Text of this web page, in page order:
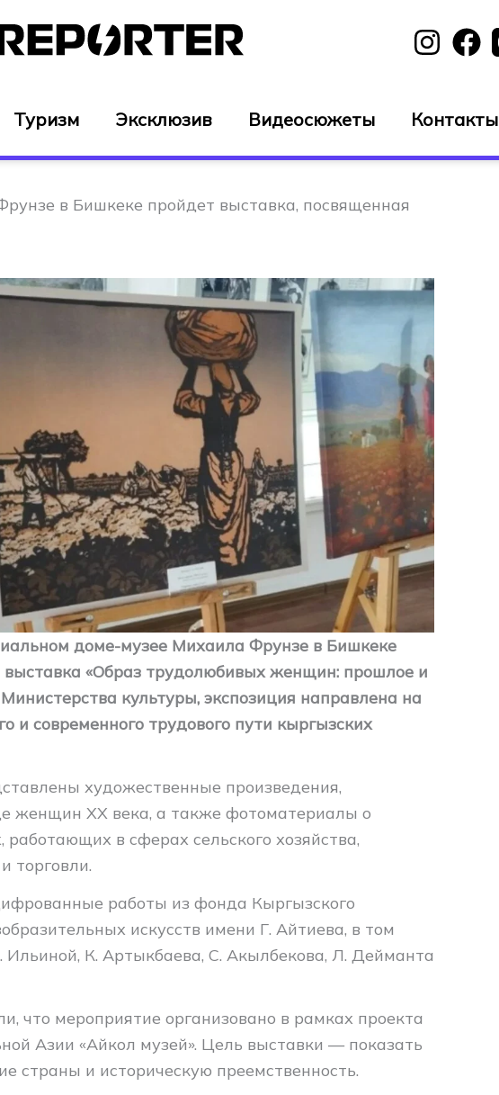
Туризм Эксклюзив Видеосюжеты Контакты
в Бишкеке пройдет выставка, посвященная
доме-музее Михаила Фрунзе в Бишкеке
выставка «Образ трудолюбивых женщин: прошлое и
культуры, экспозиция направлена на
и современного трудового пути кыргызских
художественные произведения,
женщин XX века, а также фотоматериалы о
в сферах сельского хозяйства,
торговли.
работы из фонда Кыргызского
искусств имени Г. Айтиева, в том
Ильиной, К. Артыкбаева, С. Акылбекова, Л. Дейманта
что мероприятие организовано в рамках проекта
Азии «Айкол музей». Цель выставки — показать
страны и историческую преемственность.